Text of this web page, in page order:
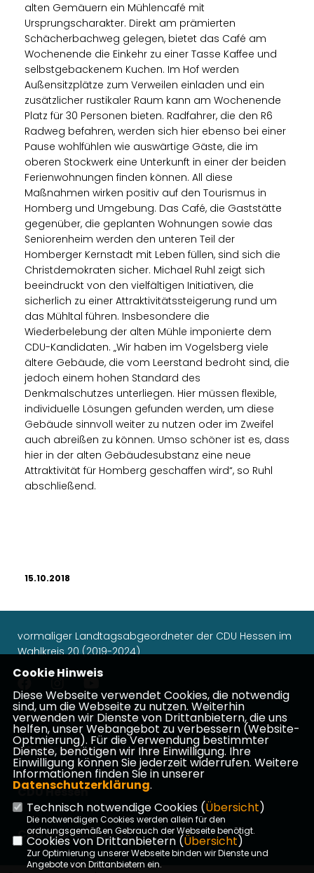
alten Gemäuern ein Mühlencafé mit
Ursprungscharakter. Direkt am prämierten
Schächerbachweg gelegen, bietet das Café am
Wochenende die Einkehr zu einer Tasse Kaffee und
selbstgebackenem Kuchen. Im Hof werden
Außensitzplätze zum Verweilen einladen und ein
zusätzlicher rustikaler Raum kann am Wochenende
Platz für 30 Personen bieten. Radfahrer, die den R6
Radweg befahren, werden sich hier ebenso bei einer
Pause wohlfühlen wie auswärtige Gäste, die im
oberen Stockwerk eine Unterkunft in einer der beiden
Ferienwohnungen finden können. All diese
Maßnahmen wirken positiv auf den Tourismus in
Homberg und Umgebung. Das Café, die Gaststätte
gegenüber, die geplanten Wohnungen sowie das
Seniorenheim werden den unteren Teil der
Homberger Kernstadt mit Leben füllen, sind sich die
Christdemokraten sicher. Michael Ruhl zeigt sich
beeindruckt von den vielfältigen Initiativen, die
sicherlich zu einer Attraktivitätssteigerung rund um
das Mühltal führen. Insbesondere die
Wiederbelebung der alten Mühle imponierte dem
CDU-Kandidaten. „Wir haben im Vogelsberg viele
ältere Gebäude, die vom Leerstand bedroht sind, die
jedoch einem hohen Standard des
Denkmalschutzes unterliegen. Hier müssen flexible,
individuelle Lösungen gefunden werden, um diese
Gebäude sinnvoll weiter zu nutzen oder im Zweifel
auch abreißen zu können. Umso schöner ist es, dass
hier in der alten Gebäudesubstanz eine neue
Attraktivität für Homberg geschaffen wird“, so Ruhl
abschließend.
15.10.2018
vormaliger Landtagsabgeordneter der CDU Hessen im
Wahlkreis 20 (2019-2024)
Impressum Datenschutz Kontakt
CDU Kreisverband Vogelsberg
CDU Hessen
CDU Deutschlands
Cookie Hinweis
Diese Webseite verwendet Cookies, die notwendig
sind, um die Webseite zu nutzen. Weiterhin
verwenden wir Dienste von Drittanbietern, die uns
helfen, unser Webangebot zu verbessern (Website-
Optmierung). Für die Verwendung bestimmter
Dienste, benötigen wir Ihre Einwilligung. Ihre
Einwilligung können Sie jederzeit widerrufen. Weitere
Informationen finden Sie in unserer
Datenschutzerklärung.
Technisch notwendige Cookies (Übersicht)
Die notwendigen Cookies werden allein für den
ordnungsgemäßen Gebrauch der Webseite benötigt.
Cookies von Drittanbietern (Übersicht)
Zur Optimierung unserer Webseite binden wir Dienste und
Angebote von Drittanbietern ein.